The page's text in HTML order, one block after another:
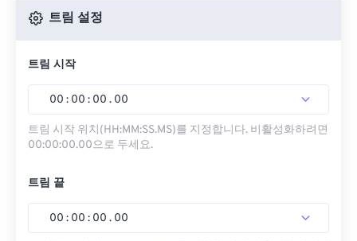
트림 설정
트림 시작
00 : 00 : 00 . 00
트림 시작 위치(HH:MM:SS.MS)를 지정합니다. 비활성화하려면
00:00:00.00으로 두세요.
트림 끝
00 : 00 : 00 . 00